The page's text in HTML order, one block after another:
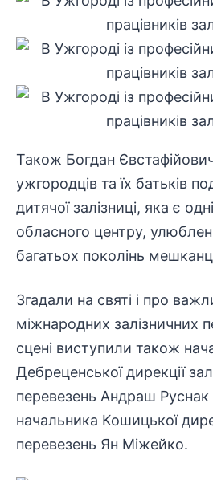
Також Богдан
ужгородців та їх батьків
дитячої залізниці, яка є
обласного центру,
багатьох поколінь
Згадали на святі і про
міжнародних залізничних
сцені виступили також
Дебреценської дирекції
перевезень Андраш Руснак
начальника Кошицької
перевезень Ян Міжейко.